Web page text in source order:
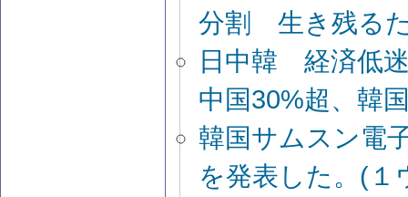
分割 生き残る
日中韓 経済低
中国30%超、韓
韓国サムスン電
を発表した。(１